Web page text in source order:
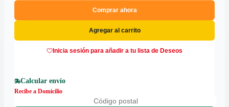
Comprar ahora
Agregar al carrito
Inicia sesión para añadir a tu lista de Deseos
Calcular envío
Recibe a Domicilio